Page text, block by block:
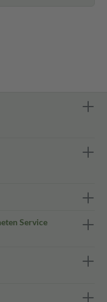
Service